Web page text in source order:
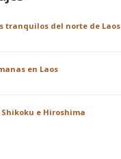
tranquilos del norte de Laos
en Laos
e Hiroshima